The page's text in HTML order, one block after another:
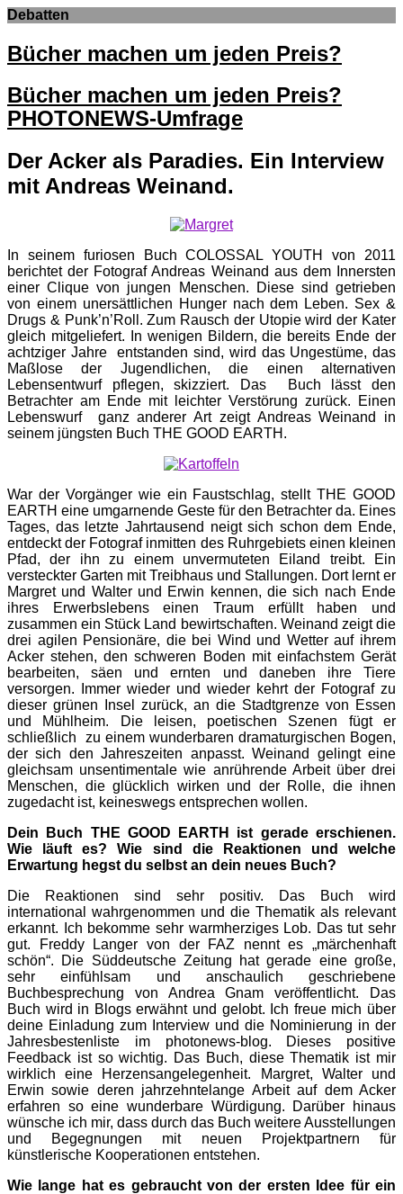
Debatten
Bücher machen um jeden Preis?
Bücher machen um jeden Preis?
PHOTONEWS-Umfrage
Der Acker als Paradies. Ein Interview
mit Andreas Weinand.
In seinem furiosen Buch COLOSSAL YOUTH von 2011
berichtet der Fotograf Andreas Weinand aus dem Innersten
einer Clique von jungen Menschen. Diese sind getrieben
von einem unersättlichen Hunger nach dem Leben. Sex &
Drugs & Punk’n’Roll. Zum Rausch der Utopie wird der Kater
gleich mitgeliefert. In wenigen Bildern, die bereits Ende der
achtziger Jahre entstanden sind, wird das Ungestüme, das
Maßlose der Jugendlichen, die einen alternativen
Lebensentwurf pflegen, skizziert. Das Buch lässt den
Betrachter am Ende mit leichter Verstörung zurück. Einen
Lebenswurf ganz anderer Art zeigt Andreas Weinand in
seinem jüngsten Buch THE GOOD EARTH.
War der Vorgänger wie ein Faustschlag, stellt THE GOOD
EARTH eine umgarnende Geste für den Betrachter da. Eines
Tages, das letzte Jahrtausend neigt sich schon dem Ende,
entdeckt der Fotograf inmitten des Ruhrgebiets einen kleinen
Pfad, der ihn zu einem unvermuteten Eiland treibt. Ein
versteckter Garten mit Treibhaus und Stallungen. Dort lernt er
Margret und Walter und Erwin kennen, die sich nach Ende
ihres Erwerbslebens einen Traum erfüllt haben und
zusammen ein Stück Land bewirtschaften. Weinand zeigt die
drei agilen Pensionäre, die bei Wind und Wetter auf ihrem
Acker stehen, den schweren Boden mit einfachstem Gerät
bearbeiten, säen und ernten und daneben ihre Tiere
versorgen. Immer wieder und wieder kehrt der Fotograf zu
dieser grünen Insel zurück, an die Stadtgrenze von Essen
und Mühlheim. Die leisen, poetischen Szenen fügt er
schließlich zu einem wunderbaren dramaturgischen Bogen,
der sich den Jahreszeiten anpasst. Weinand gelingt eine
gleichsam unsentimentale wie anrührende Arbeit über drei
Menschen, die glücklich wirken und der Rolle, die ihnen
zugedacht ist, keineswegs entsprechen wollen.
Dein Buch THE GOOD EARTH ist gerade erschienen.
Wie läuft es? Wie sind die Reaktionen und welche
Erwartung hegst du selbst an dein neues Buch?
Die Reaktionen sind sehr positiv. Das Buch wird
international wahrgenommen und die Thematik als relevant
erkannt. Ich bekomme sehr warmherziges Lob. Das tut sehr
gut. Freddy Langer von der FAZ nennt es „märchenhaft
schön“. Die Süddeutsche Zeitung hat gerade eine große,
sehr einfühlsam und anschaulich geschriebene
Buchbesprechung von Andrea Gnam veröffentlicht. Das
Buch wird in Blogs erwähnt und gelobt. Ich freue mich über
deine Einladung zum Interview und die Nominierung in der
Jahresbestenliste im photonews-blog. Dieses positive
Feedback ist so wichtig. Das Buch, diese Thematik ist mir
wirklich eine Herzensangelegenheit. Margret, Walter und
Erwin sowie deren jahrzehntelange Arbeit auf dem Acker
erfahren so eine wunderbare Würdigung. Darüber hinaus
wünsche ich mir, dass durch das Buch weitere Ausstellungen
und Begegnungen mit neuen Projektpartnern für
künstlerische Kooperationen entstehen.
Wie lange hat es gebraucht von der ersten Idee für ein